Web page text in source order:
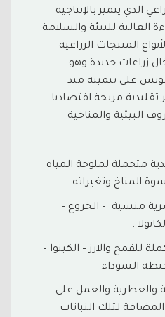
الذي يتميز بالإنتاجية
العالية للبيئة والسلامة
المنتجات الزراعية
زراعات جديدة وهو
على تنميته منذ
تقليدية مربحة اقتصاديا
البيئية والمناخية
متحملة لملوحة المياه
المناخ وتغيراته
منسية – الخروع –
.
للقمح والارز – الكينوا –
السوداء
والعطرية والعمل على
لتلك النباتات